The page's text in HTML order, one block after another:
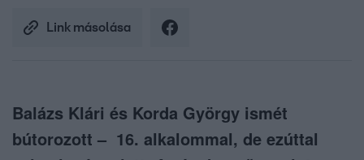
Link másolása
Balázs Klári és Korda György ismét
bútorozott – 16. alkalommal, de ezúttal